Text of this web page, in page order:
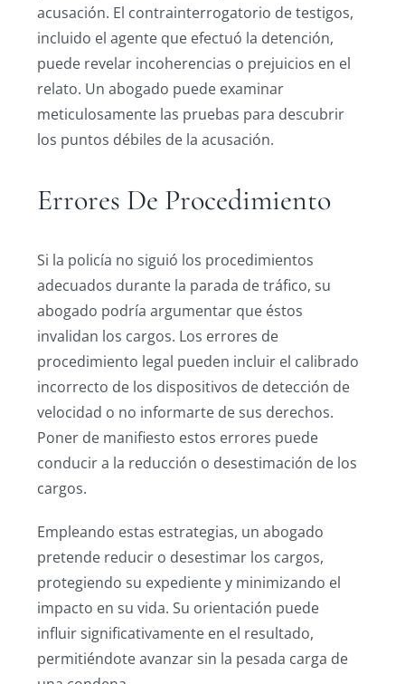
acusación. El contrainterrogatorio de testigos,
incluido el agente que efectuó la detención,
puede revelar incoherencias o prejuicios en el
relato. Un abogado puede examinar
meticulosamente las pruebas para descubrir
los puntos débiles de la acusación.
Errores De Procedimiento
Si la policía no siguió los procedimientos
adecuados durante la parada de tráfico, su
abogado podría argumentar que éstos
invalidan los cargos. Los errores de
procedimiento legal pueden incluir el calibrado
incorrecto de los dispositivos de detección de
velocidad o no informarte de sus derechos.
Poner de manifiesto estos errores puede
conducir a la reducción o desestimación de los
cargos.
Empleando estas estrategias, un abogado
pretende reducir o desestimar los cargos,
protegiendo su expediente y minimizando el
impacto en su vida. Su orientación puede
influir significativamente en el resultado,
permitiéndote avanzar sin la pesada carga de